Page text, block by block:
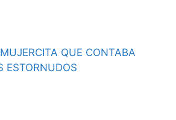
QUE CONTABA
ESTORNUDOS